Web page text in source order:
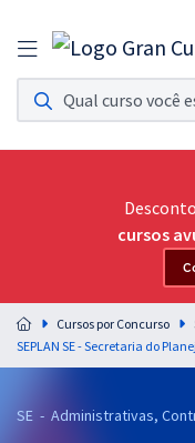
Assinatura Ilimitada
Acesso a todos os cursos.
Assinatura OAB Até
Acesso ilimitado a toda
Residências
Preparação completa e
residências em saúde do
cursos
Cursos por Concurso
SE - Administrativas,